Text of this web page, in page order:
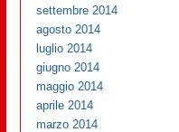
settembre 2014
agosto 2014
luglio 2014
giugno 2014
maggio 2014
aprile 2014
marzo 2014